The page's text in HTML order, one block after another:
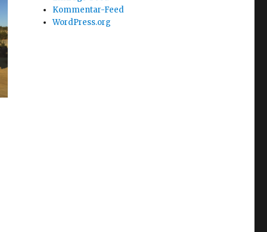
Kommentar-Feed
WordPress.org